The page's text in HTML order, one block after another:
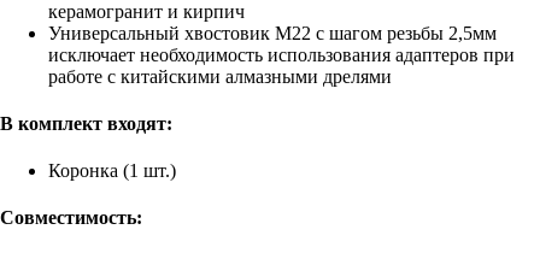
керамогранит и кирпич
Универсальный хвостовик M22 с шагом резьбы 2,5мм
исключает необходимость использования адаптеров при
работе с китайскими алмазными дрелями
В комплект входят:
Коронка (1 шт.)
Совместимость: